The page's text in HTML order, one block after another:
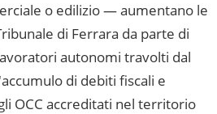
o edilizio — aumentano le
di Ferrara da parte di
autonomi travolti dal
di debiti fiscali e
OCC accreditati nel territorio